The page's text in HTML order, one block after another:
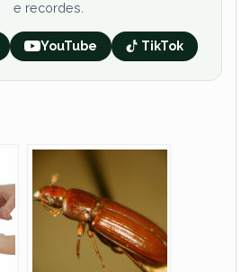
e recordes.
YouTube TikTok